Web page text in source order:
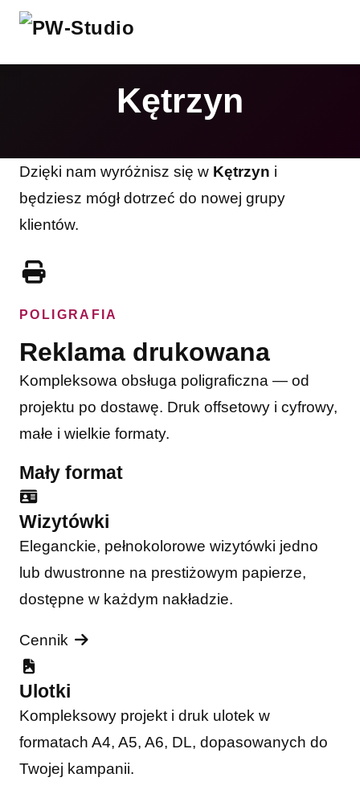
Kętrzyn
Dzięki nam wyróżnisz się w Kętrzyn i
będziesz mógł dotrzeć do nowej grupy
klientów.
POLIGRAFIA
Reklama drukowana
Kompleksowa obsługa poligraficzna — od
projektu po dostawę. Druk offsetowy i cyfrowy,
małe i wielkie formaty.
Mały format
Wizytówki
Eleganckie, pełnokolorowe wizytówki jedno
lub dwustronne na prestiżowym papierze,
dostępne w każdym nakładzie.
Cennik
Ulotki
Kompleksowy projekt i druk ulotek w
formatach A4, A5, A6, DL, dopasowanych do
Twojej kampanii.